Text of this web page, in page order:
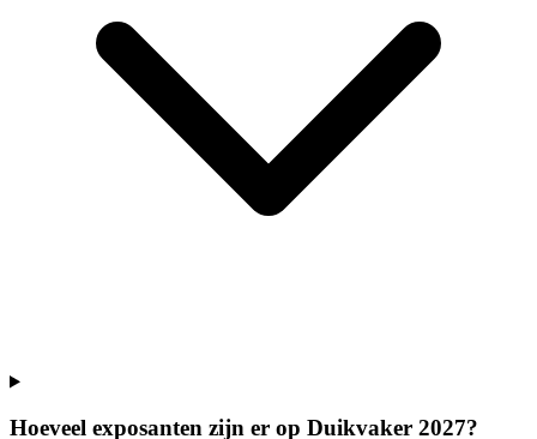
Hoeveel exposanten zijn er op Duikvaker 2027?